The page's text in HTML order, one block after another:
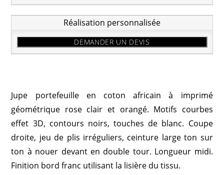
Réalisation personnalisée
DEMANDER UN DEVIS
Jupe portefeuille en coton africain à imprimé
géométrique rose clair et orangé. Motifs courbes
effet 3D, contours noirs, touches de blanc. Coupe
droite, jeu de plis irréguliers, ceinture large ton sur
ton à nouer devant en double tour. Longueur midi.
Finition bord franc utilisant la lisière du tissu.